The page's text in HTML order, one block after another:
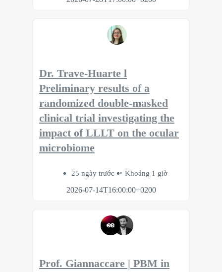
Dr. Trave-Huarte l
Preliminary results of a
randomized double-masked
clinical trial investigating the
impact of LLLT on the ocular
microbiome
25 ngày trước
Khoảng 1 giờ
2026-07-14T16:00:00+0200
Prof. Giannaccare | PBM in